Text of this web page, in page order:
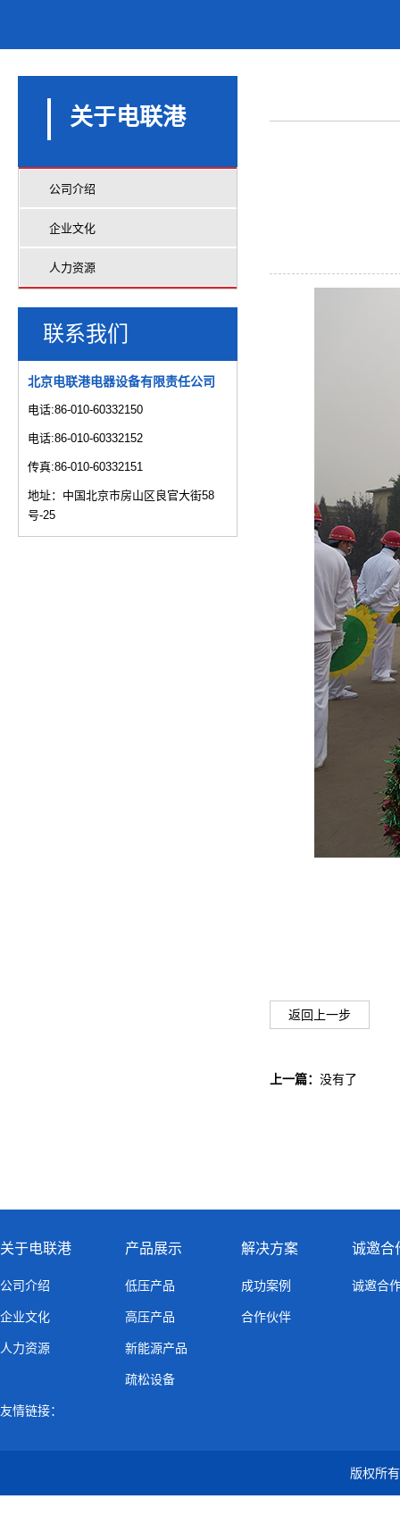
关于电联港
公司介绍
企业文化
人力资源
联系我们
北京电联港电器设备有限责任公司
电话:86-010-60332150
电话:86-010-60332152
传真:86-010-60332151
地址：中国北京市房山区良官大街58
号-25
返回上一步
上一篇： 没有了
关于电联港
公司介绍
企业文化
人力资源
产品展示
低压产品
高压产品
新能源产品
疏松设备
解决方案
成功案例
合作伙伴
诚邀合
诚邀合
友情链接：
版权所